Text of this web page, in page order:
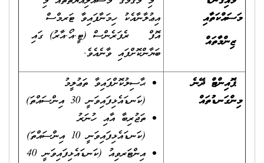
މަސައްކަތާއި
ޒިންމާތައް
އިޢުލާނާއެކު ހިމަނާފައިވާ ޓަރމްސް
އޮފް ރެފަރެންސް (ޓީ.އޯ.އާރު) ގައި
ބަޔާންކޮށްފައި ވާނެއެވެ.
ޕޮއިންޓް ދޭނެ
މިންގަނޑުތައް
ޙާސިލުކޮށްފައިވާ ތަޢުލީމު
(ކަނޑައެޅިފައިވަނީ 30 އިންސައްތަ)
ތަޖުރިބާ އާއި ހުނަރު
(ކަނޑައެޅިފައިވަނީ 10 އިންސައްތަ)
އިންޓަރވިއު (ކަނޑައެޅިފައިވަނީ 40